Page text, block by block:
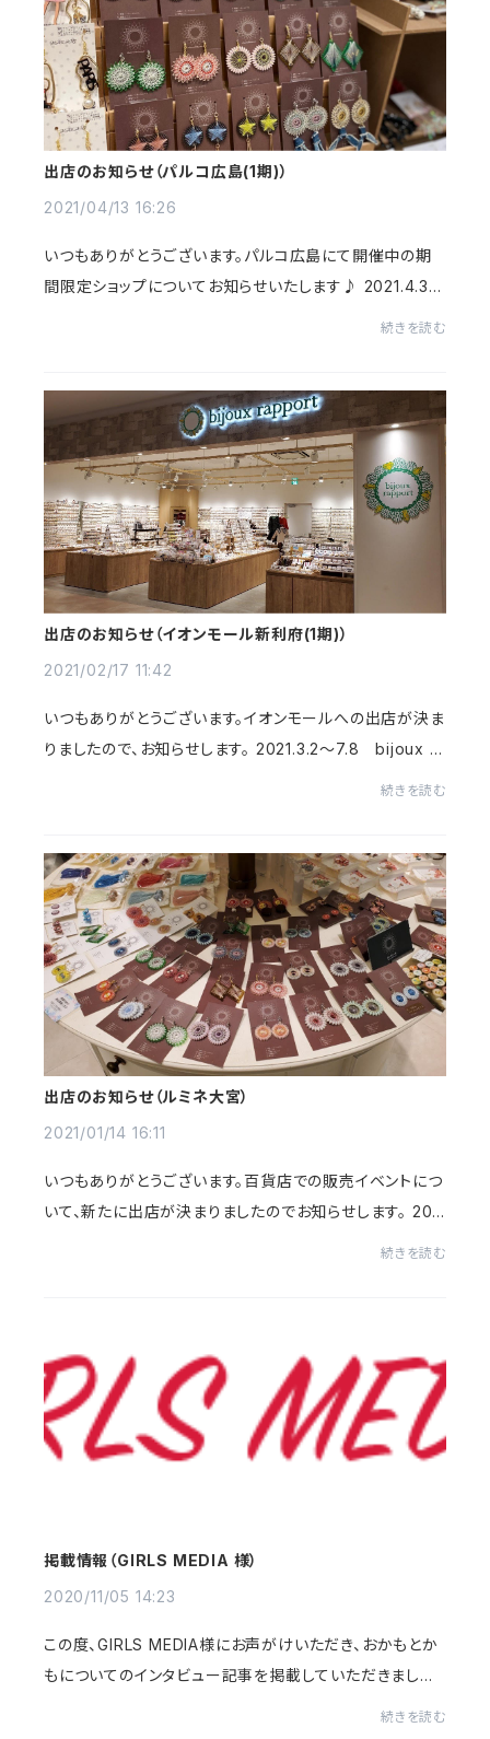
出店のお知らせ（パルコ広島(1期)）
2021/04/13 16:26
いつもありがとうございます。パルコ広島にて開催中の期
間限定ショップについてお知らせいたします♪ 2021.4.3
続きを読む
出店のお知らせ（イオンモール新利府(1期)）
2021/02/17 11:42
いつもありがとうございます。イオンモールへの出店が決ま
りましたので、お知らせします。 2021.3.2〜7.8 bijoux ra
続きを読む
出店のお知らせ（ルミネ大宮）
2021/01/14 16:11
いつもありがとうございます。百貨店での販売イベントにつ
いて、新たに出店が決まりましたのでお知らせします。 202
1.2.18〜（約1か月半）bijoux rapport 期間限定ショップ
続きを読む
掲載情報（GIRLS MEDIA 様）
2020/11/05 14:23
この度、GIRLS MEDIA様にお声がけいただき、おかもとか
もについてのインタビュー記事を掲載していただきました！
続きを読む